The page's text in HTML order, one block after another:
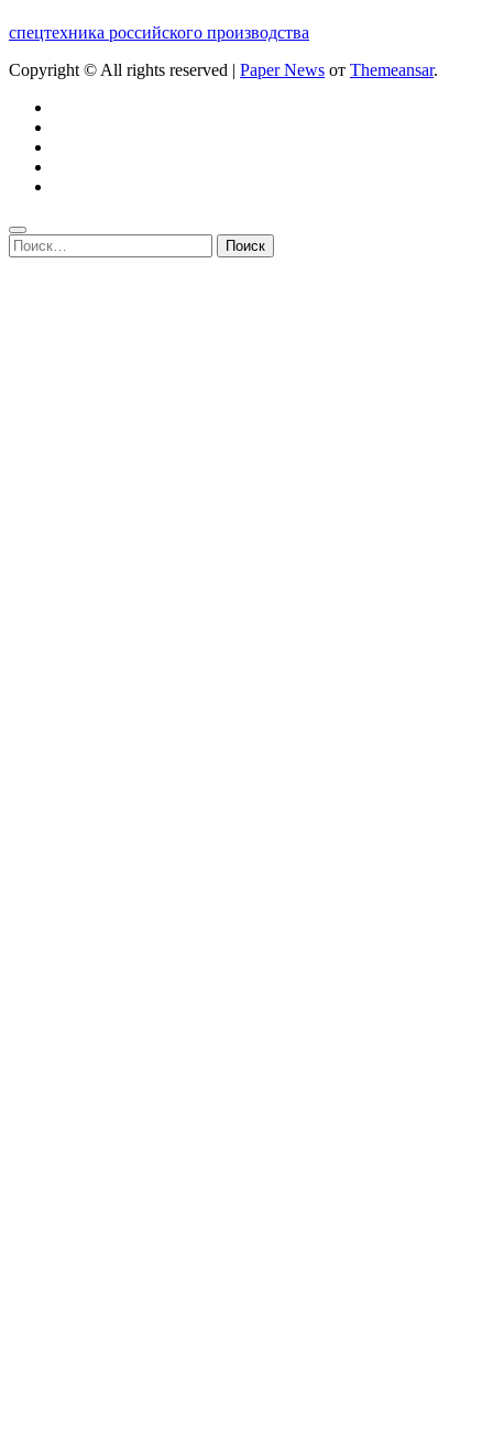
спецтехника российского производства
Copyright © All rights reserved | Paper News от Themeansar.
Найти: